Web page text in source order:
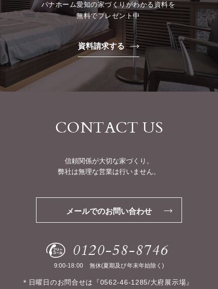
パナホーム愛知の家づくりがわかる資料を
無料でプレゼント中
資料請求する
CONTACT US
信頼関係が大切な家づくり。
弊社は無理な営業は行いません。
メールでのお問い合わせ
0120-58-8746
9:00-18:00 無休(夏期及び年末年始除く)
＊日曜日のお問合せは『0562-46-1285/大府展示場』